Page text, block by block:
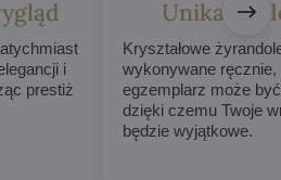
i
prestiż
Unikalne
Kryształowe
wykonywane
egzemplarz może
dzięki czemu Twoje
będzie wyjątkowe.